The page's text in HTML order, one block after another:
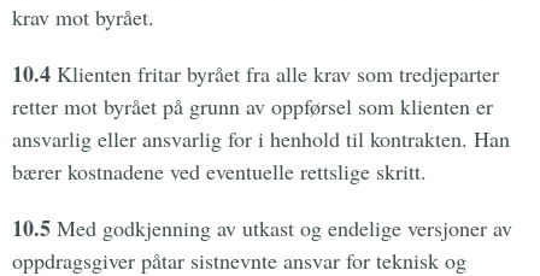
krav mot byrået.
10.4 Klienten fritar byrået fra alle krav som tredjeparter
retter mot byrået på grunn av oppførsel som klienten er
ansvarlig eller ansvarlig for i henhold til kontrakten. Han
bærer kostnadene ved eventuelle rettslige skritt.
10.5 Med godkjenning av utkast og endelige versjoner av
oppdragsgiver påtar sistnevnte ansvar for teknisk og